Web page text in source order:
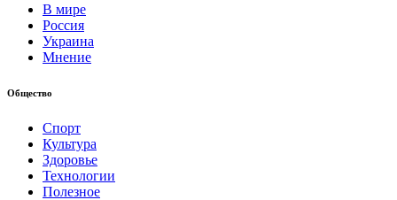
В мире
Россия
Украина
Мнение
Общество
Спорт
Культура
Здоровье
Технологии
Полезное